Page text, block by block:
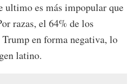
ultimo es más impopular que
razas, el 64% de los
en forma negativa, lo
latino.